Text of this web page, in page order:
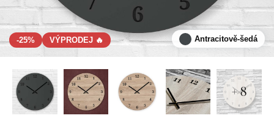
-25% VÝPRODEJ 🔥 Antracitově-šedá
+ 8